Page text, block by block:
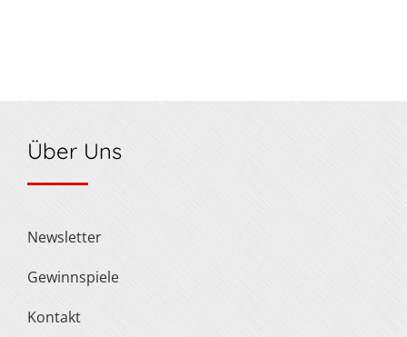
Über Uns
Newsletter
Gewinnspiele
Kontakt